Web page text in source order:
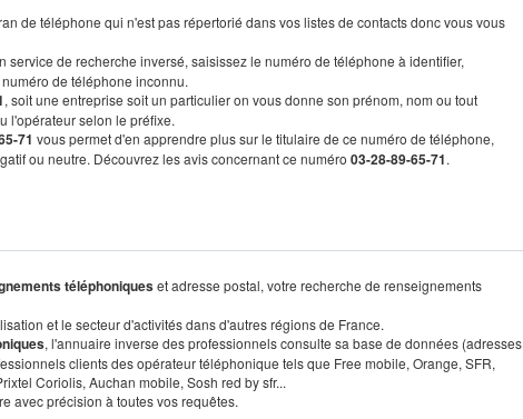
de téléphone qui n'est pas répertorié dans vos listes de contacts donc vous vous
de recherche inversé, saisissez le numéro de téléphone à identifier,
de téléphone inconnu.
, soit une entreprise soit un particulier on vous donne son prénom, nom ou tout
l'opérateur selon le préfixe.
71 vous permet d'en apprendre plus sur le titulaire de ce numéro de téléphone,
ou neutre. Découvrez les avis concernant ce numéro 03-28-89-65-71.
téléphoniqueset adresse postal, votre recherche de renseignements
et le secteur d'activités dans d'autres régions de France.
, l'annuaire inverse des professionnels consulte sa base de données (adresses
clients des opérateur téléphonique tels que Free mobile, Orange, SFR,
Coriolis, Auchan mobile, Sosh red by sfr...
avec précision à toutes vos requêtes.